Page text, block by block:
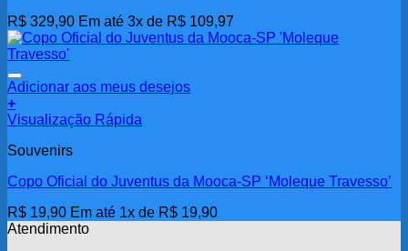
R$ 329,90 Em até 3x de R$ 109,97
Adicionar aos meus desejos
+
Visualização Rápida
Souvenirs
Copo Oficial do Juventus da Mooca-SP ‘Moleque Travesso’
R$ 19,90 Em até 1x de R$ 19,90
Atendimento